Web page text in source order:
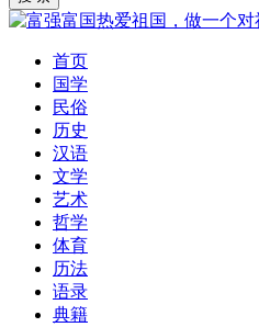
首页
国学
民俗
历史
汉语
文学
艺术
哲学
体育
历法
语录
典籍